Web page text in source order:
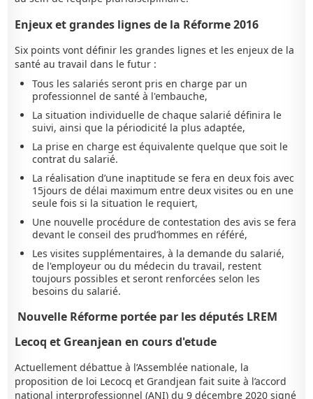
Enjeux et grandes lignes de la Réforme 2016
Six points vont définir les grandes lignes et les enjeux de la
santé au travail dans le futur :
Tous les salariés seront pris en charge par un
professionnel de santé à l'embauche,
La situation individuelle de chaque salarié définira le
suivi, ainsi que la périodicité la plus adaptée,
La prise en charge est équivalente quelque que soit le
contrat du salarié.
La réalisation d’une inaptitude se fera en deux fois avec
15jours de délai maximum entre deux visites ou en une
seule fois si la situation le requiert,
Une nouvelle procédure de contestation des avis se fera
devant le conseil des prud’hommes en référé,
Les visites supplémentaires, à la demande du salarié,
de l'employeur ou du médecin du travail, restent
toujours possibles et seront renforcées selon les
besoins du salarié.
Nouvelle Réforme portée par les députés LREM
Lecoq et Greanjean en cours d'etude
Actuellement débattue à l’Assemblée nationale, la
proposition de loi Lecocq et Grandjean fait suite à l’accord
national interprofessionnel (ANI) du 9 décembre 2020 signé